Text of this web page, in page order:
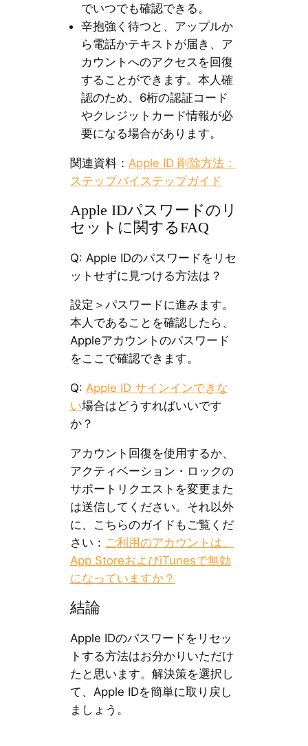
でいつでも確認できる。
辛抱強く待つと、アップルか
ら電話かテキストが届き、ア
カウントへのアクセスを回復
することができます。本人確
認のため、6桁の認証コード
やクレジットカード情報が必
要になる場合があります。
関連資料： Apple ID 削除方法：
ステップバイステップガイド
Apple IDパスワードのリ
セットに関するFAQ
Q: Apple IDのパスワードをリセ
ットせずに見つける方法は？
設定＞パスワードに進みます。
本人であることを確認したら、
Appleアカウントのパスワード
をここで確認できます。
Q: Apple ID サインインできな
い場合はどうすればいいです
か？
アカウント回復を使用するか、
アクティベーション・ロックの
サポートリクエストを変更また
は送信してください。それ以外
に、こちらのガイドもご覧くだ
さい： ご利用のアカウントは、
App StoreおよびiTunesで無効
になっていますか？
結論
Apple IDのパスワードをリセッ
トする方法はお分かりいただけ
たと思います。解決策を選択し
て、Apple IDを簡単に取り戻し
ましょう。